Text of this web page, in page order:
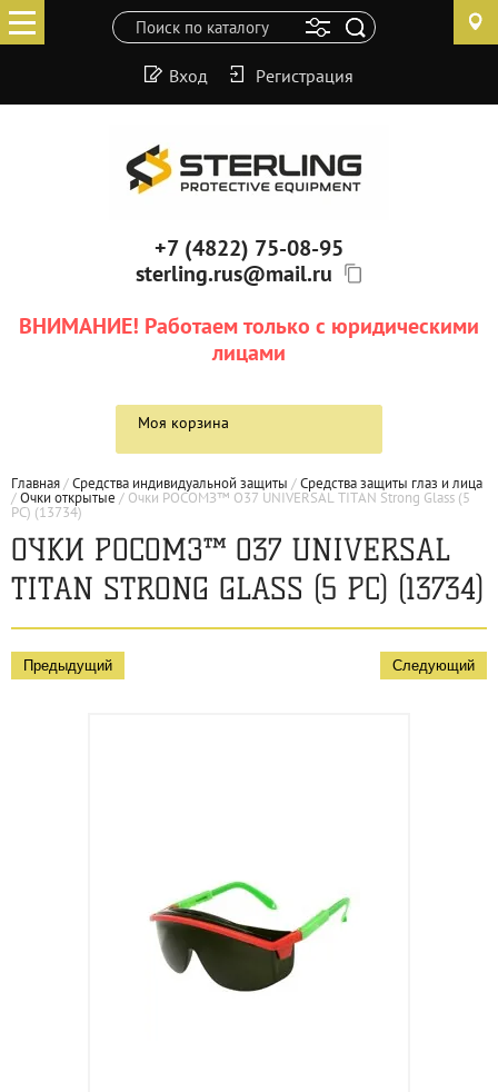
Вход Регистрация
+7 (4822) 75-08-95
sterling.rus@mail.ru
ВНИМАНИЕ! Работаем только с юридическими
лицами
Моя корзина
Главная / Средства индивидуальной защиты / Средства защиты глаз и лица
/ Очки открытые / Очки РОСОМЗ™ О37 UNIVERSAL TITAN Strong Glass (5
PC) (13734)
ОЧКИ РОСОМЗ™ О37 UNIVERSAL
TITAN STRONG GLASS (5 PC) (13734)
Предыдущий Следующий